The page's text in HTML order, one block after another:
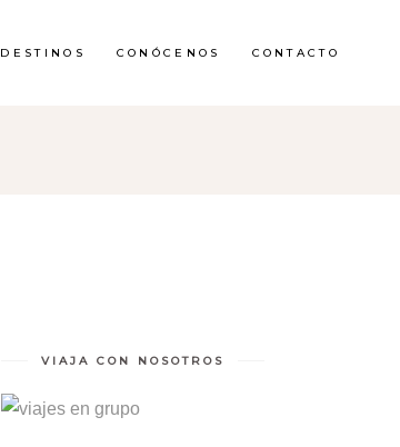
DESTINOS CONÓCENOS CONTACTO
VIAJA CON NOSOTROS